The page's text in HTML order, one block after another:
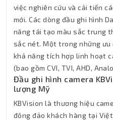
việc nghiên cứu và cải tiến
mới. Các dòng đầu ghi hình
năng tái tạo màu sắc trung
sắc nét. Một trong những ưu
khả năng tích hợp linh hoạt
(bao gồm CVI, TVI, AHD,
Đầu ghi hình camera
lượng Mỹ
KBVision là thương hiệu
đông đảo khách hàng tại